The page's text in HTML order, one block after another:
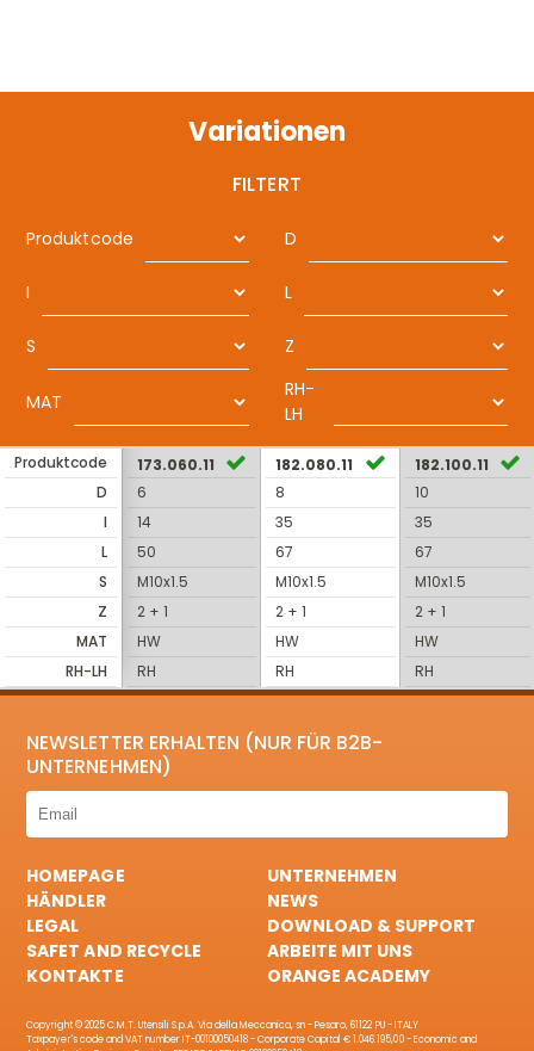
Variationen
FILTERT
Produktcode D
I L
S Z
MAT
RH-
LH
Produktcode
D
I
L
S
Z
MAT
RH-LH
173.060.11
6
14
50
M10x1.5
2 + 1
HW
RH
182.080.11
8
35
67
M10x1.5
2 + 1
HW
RH
182.100.11
10
35
67
M10x1.5
2 + 1
HW
RH
NEWSLETTER ERHALTEN (NUR FÜR B2B-
UNTERNEHMEN)
HOMEPAGE
UNTERNEHMEN
HÄNDLER
NEWS
LEGAL
DOWNLOAD & SUPPORT
SAFET AND RECYCLE
ARBEITE MIT UNS
KONTAKTE
ORANGE ACADEMY
Copyright © 2025 C.M.T. Utensili S.p.A. Via della Meccanica, sn - Pesaro, 61122 PU - ITALY
Taxpayer's code and VAT number IT-00100050418 - Corporate Capital € 1.046.195,00 - Economic and